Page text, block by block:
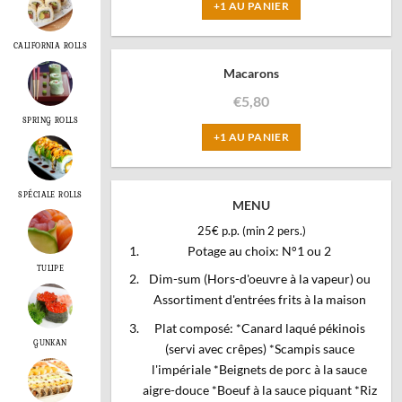
CALIFORNIA ROLLS
SPRING ROLLS
SPÉCIALE ROLLS
TULIPE
GUNKAN
+1 AU PANIER
Macarons
€5,80
+1 AU PANIER
MENU
25€ p.p. (min 2 pers.)
Potage au choix: N°1 ou 2
Dim-sum (Hors-d'oeuvre à la vapeur) ou
Assortiment d'entrées frits à la maison
Plat composé: *Canard laqué pékinois
(servi avec crêpes) *Scampis sauce
l'impériale *Beignets de porc à la sauce
aigre-douce *Boeuf à la sauce piquant *Riz